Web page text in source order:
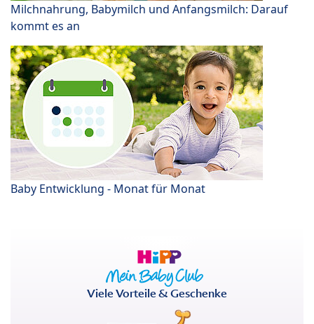
Milchnahrung, Babymilch und Anfangsmilch: Darauf
kommt es an
Baby Entwicklung - Monat für Monat
Viele Vorteile & Geschenke